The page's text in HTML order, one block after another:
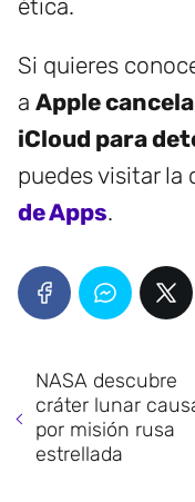
ética.
Si quieres
a Apple
iCloud para
puedes visitar la
de Apps.
NASA descubre
cráter lunar
por misión rusa
estrellada